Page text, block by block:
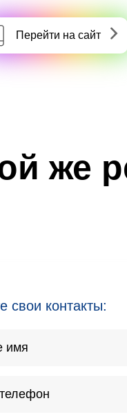
Перейти на сайт
же
свои контакты: